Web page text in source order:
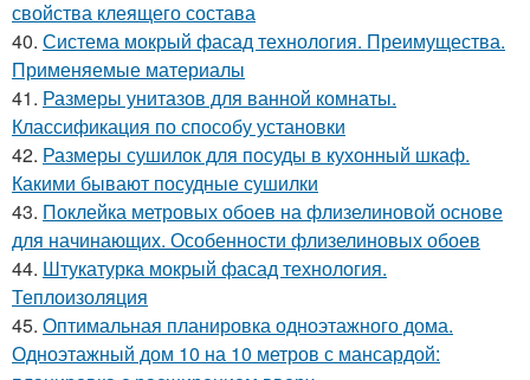
свойства клеящего состава
40. Система мокрый фасад технология. Преимущества.
Применяемые материалы
41. Размеры унитазов для ванной комнаты.
Классификация по способу установки
42. Размеры сушилок для посуды в кухонный шкаф.
Какими бывают посудные сушилки
43. Поклейка метровых обоев на флизелиновой основе
для начинающих. Особенности флизелиновых обоев
44. Штукатурка мокрый фасад технология.
Теплоизоляция
45. Оптимальная планировка одноэтажного дома.
Одноэтажный дом 10 на 10 метров с мансардой: